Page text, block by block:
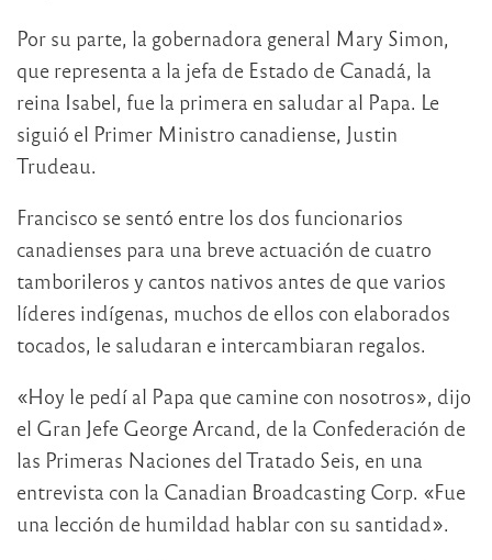
Por su parte, la gobernadora general Mary Simon,
que representa a la jefa de Estado de Canadá, la
reina Isabel, fue la primera en saludar al Papa. Le
siguió el Primer Ministro canadiense, Justin
Trudeau.
Francisco se sentó entre los dos funcionarios
canadienses para una breve actuación de cuatro
tamborileros y cantos nativos antes de que varios
líderes indígenas, muchos de ellos con elaborados
tocados, le saludaran e intercambiaran regalos.
«Hoy le pedí al Papa que camine con nosotros», dijo
el Gran Jefe George Arcand, de la Confederación de
las Primeras Naciones del Tratado Seis, en una
entrevista con la Canadian Broadcasting Corp. «Fue
una lección de humildad hablar con su santidad».